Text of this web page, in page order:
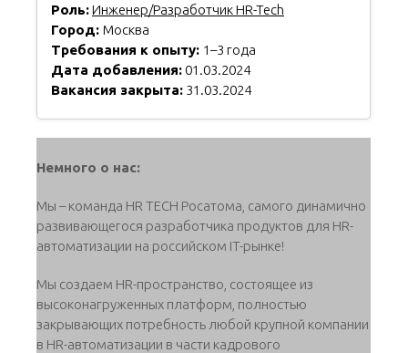
Роль:Инженер/Разработчик HR-Tech
Город: Москва
Требования к опыту: 1–3 года
Дата добавления: 01.03.2024
Вакансия закрыта: 31.03.2024
Немного о нас:
Мы – команда HR TECH Росатома, самого динамично
развивающегося разработчика продуктов для HR-
автоматизации на российском IT-рынке!
Мы создаем HR-пространство, состоящее из
высоконагруженных платформ, полностью
закрывающих потребность любой крупной компании
в HR-автоматизации в части кадрового